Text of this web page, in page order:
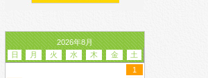
2026年8月
日
月 火 水 木 金
土
1